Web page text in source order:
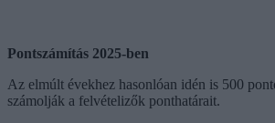
Pontszámítás 2025-ben
Az elmúlt évekhez hasonlóan idén is 500
számolják a felvételizők ponthatárait.